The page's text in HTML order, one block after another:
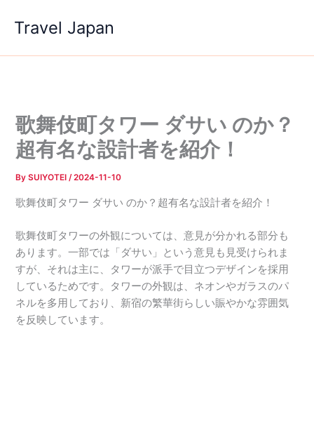
ス
Travel Japan
歌舞伎町タワー ダサい のか？
超有名な設計者を紹介！
BySUIYOTEI/2024-11-10
歌舞伎町タワー ダサい のか？超有名な設計者を紹介！
歌舞伎町タワーの外観については、意見が分かれる部分も
あります。一部では「ダサい」という意見も見受けられま
すが、それは主に、タワーが派手で目立つデザインを採用
しているためです。タワーの外観は、ネオンやガラスのパ
ネルを多用しており、新宿の繁華街らしい賑やかな雰囲気
を反映しています。